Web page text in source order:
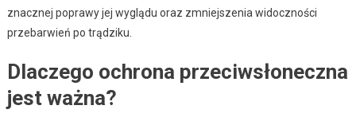
znacznej poprawy jej wyglądu oraz zmniejszenia widoczności
przebarwień po trądziku.
Dlaczego ochrona przeciwsłoneczna
jest ważna?